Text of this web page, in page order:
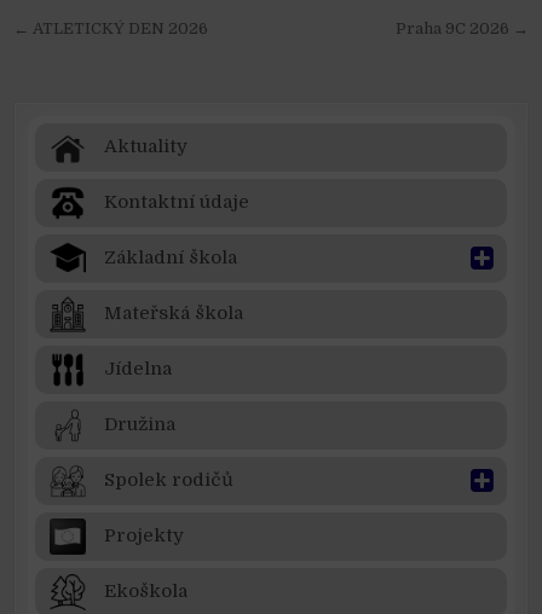
Navigace pro příspěvek Praha 9C 2026 →
← ATLETICKÝ DEN 2026
Aktuality
Kontaktní údaje
Základní škola
Mateřská škola
Jídelna
Družina
Spolek rodičů
Projekty
Ekoškola